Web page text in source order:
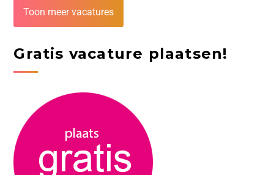
Toon meer vacatures
Gratis vacature plaatsen!